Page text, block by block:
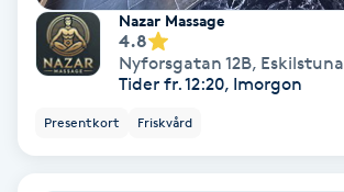
LPG-behandling
LPG-massage
Luggklippning
Nazar Massage
4.8
Nyforsgatan 12B, Eskilstuna
Tider fr. 12:20, Imorgon
Presentkort Friskvård